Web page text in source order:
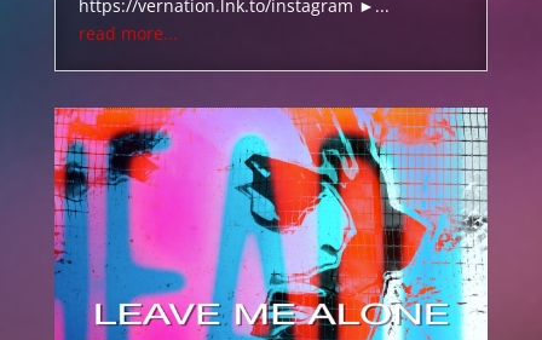
https://vernation.lnk.to/instagram ►...
read more...